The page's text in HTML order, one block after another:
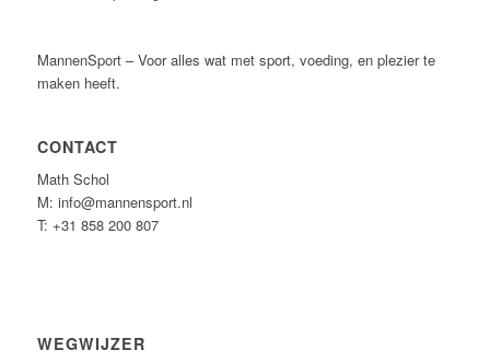
MannenSport – Voor alles wat met sport, voeding, en plezier te
maken heeft.
CONTACT
Math Schol
M: info@mannensport.nl
T: +31 858 200 807
WEGWIJZER